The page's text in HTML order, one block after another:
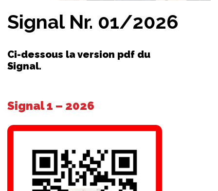
Signal Nr. 01/2026
Ci-dessous la version pdf du
Signal.
Signal 1 – 2026